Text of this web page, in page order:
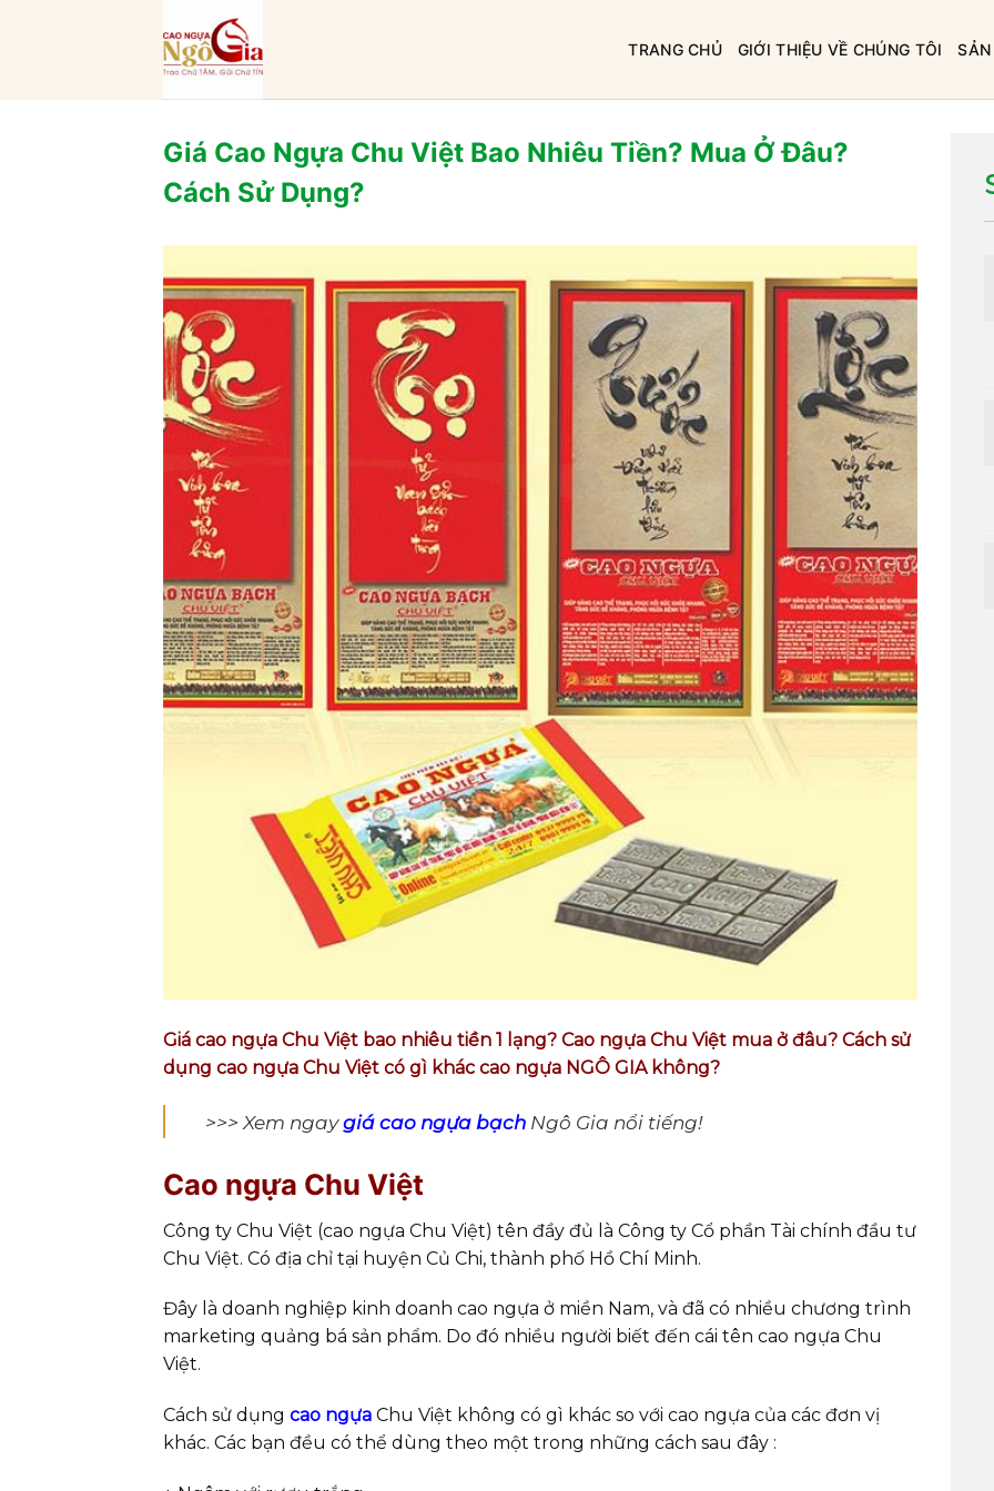
TRANG CHỦ GIỚI THIỆU VỀ CHÚNG TÔI
Giá Cao Ngựa Chu Việt Bao Nhiêu Tiền? Mua Ở Đâu?
Cách Sử Dụng?
Giá cao ngựa Chu Việt bao nhiêu tiền 1 lạng? Cao ngựa Chu Việt mua ở đâu? Cách sử
dụng cao ngựa Chu Việt có gì khác cao ngựa NGÔ GIA không?
>>> Xem ngaygiá cao ngựa bạch Ngô Gia nổi tiếng!
Cao ngựa Chu Việt
Công ty Chu Việt (cao ngựa Chu Việt) tên đầy đủ là Công ty Cổ phần Tài chính đầu tư
Chu Việt. Có địa chỉ tại huyện Củ Chi, thành phố Hồ Chí Minh.
Đây là doanh nghiệp kinh doanh cao ngựa ở miền Nam, và đã có nhiều chương trình
marketing quảng bá sản phẩm. Do đó nhiều người biết đến cái tên cao ngựa Chu
Việt.
Cách sử dụng cao ngựa Chu Việt không có gì khác so với cao ngựa của các đơn vị
khác. Các bạn đều có thể dùng theo một trong những cách sau đây :